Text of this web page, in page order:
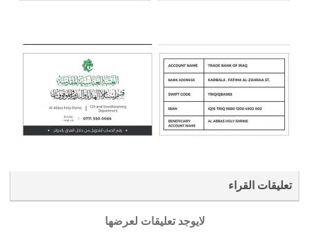
تعليقات القراء
لايوجد تعليقات لعرضها